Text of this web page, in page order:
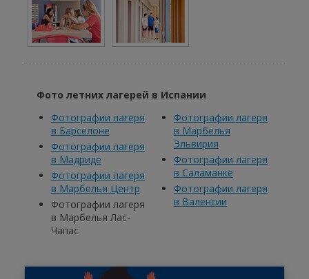
Фото летних лагерей в Испании
Фотографии лагеря
в Барселоне
Фотографии лагеря
в Мадриде
Фотографии лагеря
в Марбелья Центр
Фотографии лагеря
в Марбелья Лас-
Чапас
Фотографии лагеря
в Марбелья
Эльвирия
Фотографии лагеря
в Саламанке
Фотографии лагеря
в Валенсии